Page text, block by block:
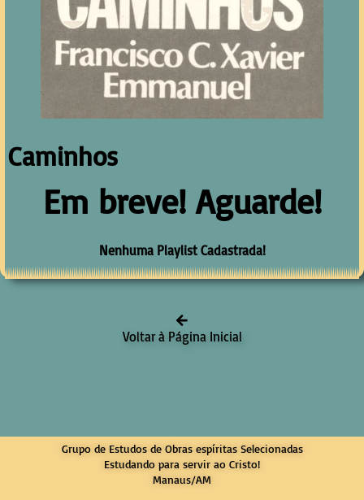
Caminhos
Em breve! Aguarde!
Nenhuma Playlist Cadastrada!
Voltar à Página Inicial
Grupo de Estudos de Obras espíritas Selecionadas
Estudando para servir ao Cristo!
Manaus/AM